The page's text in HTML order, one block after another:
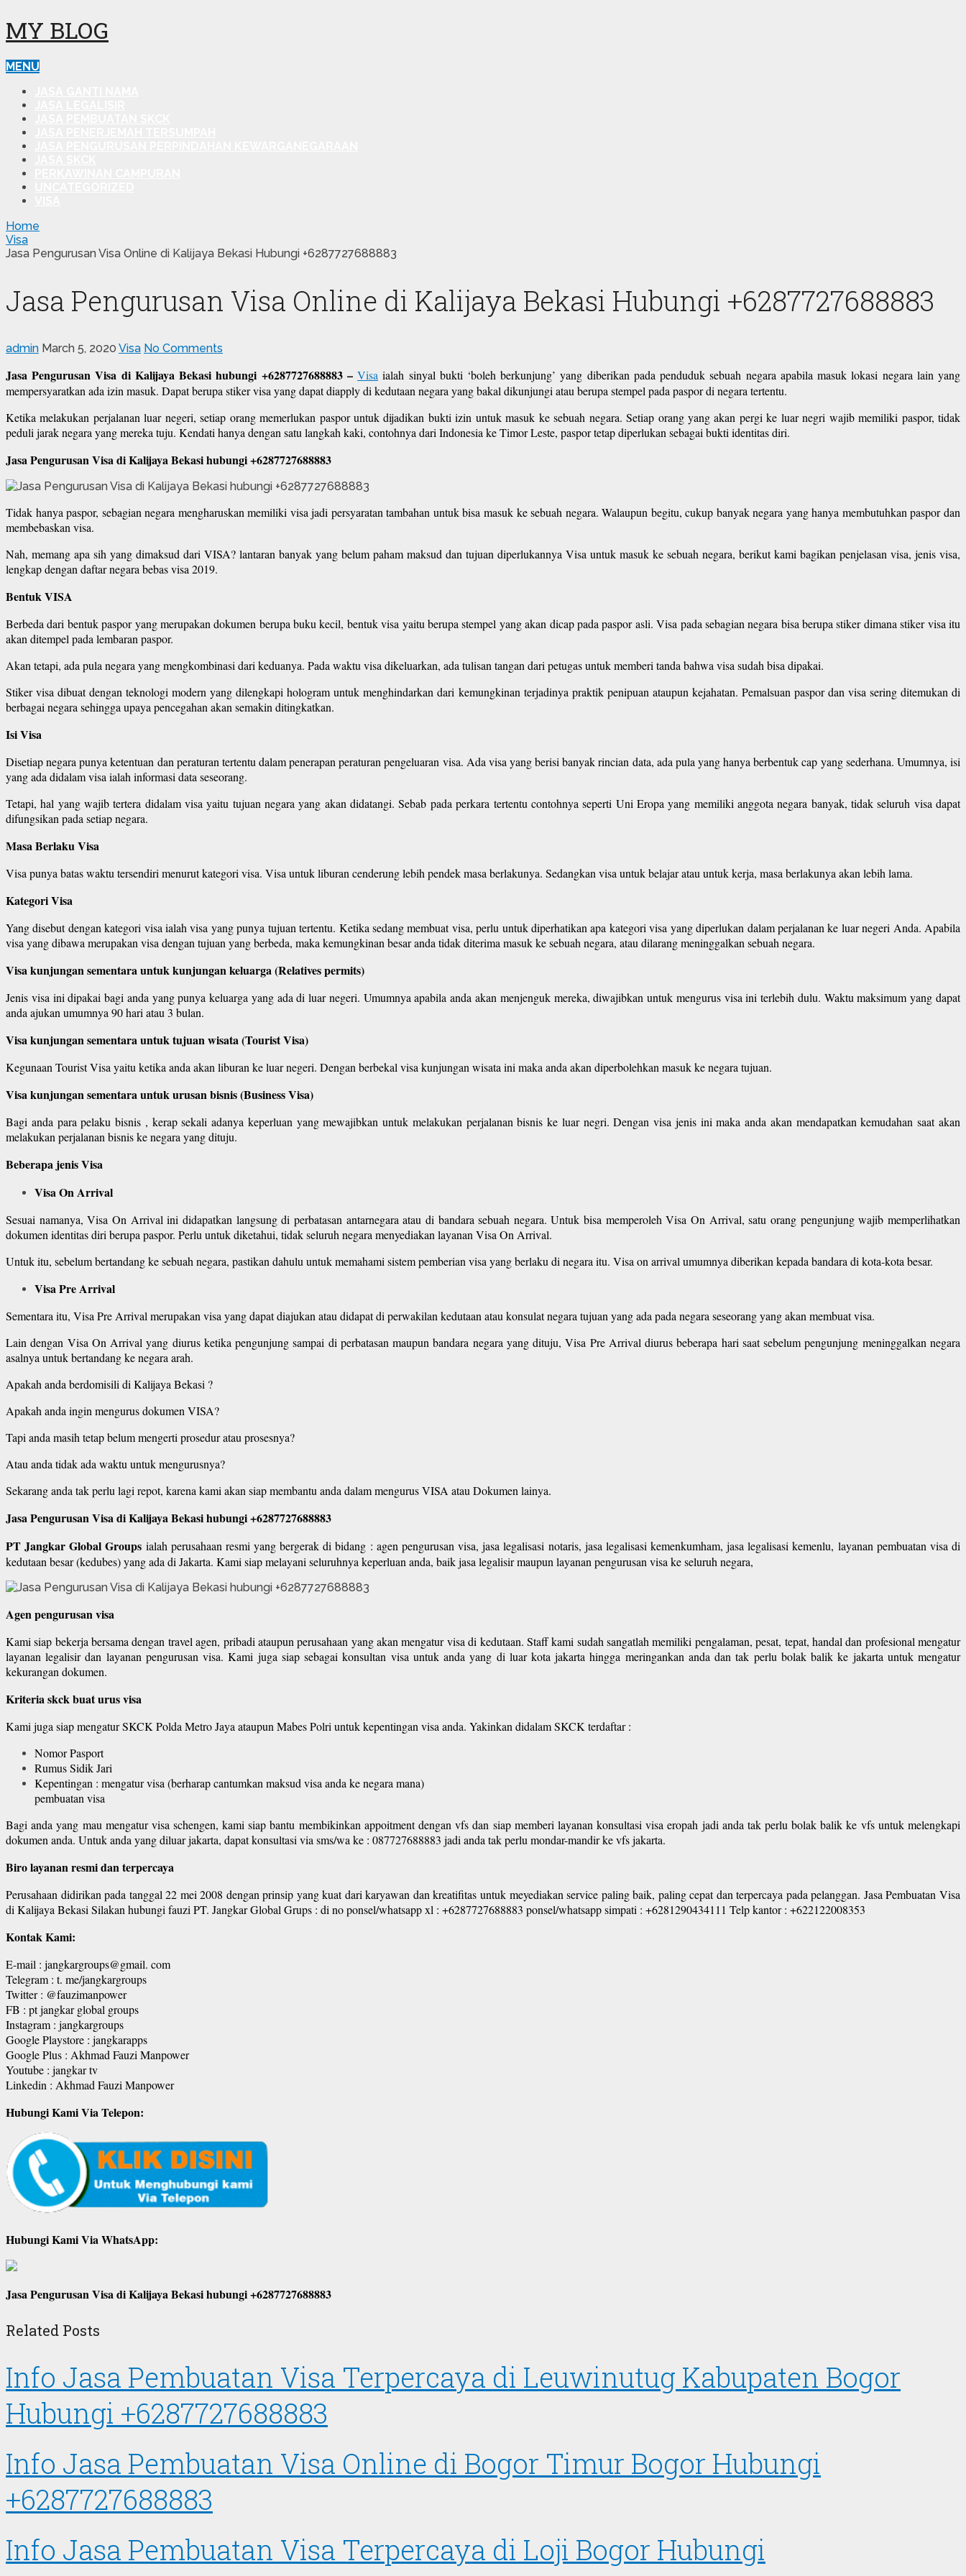
MY BLOG
MENU
Home
Visa
Jasa Pengurusan Visa Online di Kalijaya Bekasi Hubungi +6287727688883
Jasa Pengurusan Visa Online di Kalijaya Bekasi Hubungi +6287727688883
admin March 5, 2020 Visa No Comments
Jasa Pengurusan Visa di Kalijaya Bekasi hubungi +6287727688883 –Visa ialah sinyal bukti ‘boleh berkunjung’ yang diberikan pada penduduk sebuah negara apabila masuk lokasi negara lain yang
mempersyaratkan ada izin masuk. Dapat berupa stiker visa yang dapat diapply di kedutaan negara yang bakal dikunjungi atau berupa stempel pada paspor di negara tertentu.
Ketika melakukan perjalanan luar negeri, setiap orang memerlukan paspor untuk dijadikan bukti izin untuk masuk ke sebuah negara. Setiap orang yang akan pergi ke luar negri wajib memiliki paspor, tidak
peduli jarak negara yang mereka tuju. Kendati hanya dengan satu langkah kaki, contohnya dari Indonesia ke Timor Leste, paspor tetap diperlukan sebagai bukti identitas diri.
Jasa Pengurusan Visa di Kalijaya Bekasi hubungi +6287727688883
Tidak hanya paspor, sebagian negara mengharuskan memiliki visa jadi persyaratan tambahan untuk bisa masuk ke sebuah negara. Walaupun begitu, cukup banyak negara yang hanya membutuhkan paspor dan
membebaskan visa.
Nah, memang apa sih yang dimaksud dari VISA? lantaran banyak yang belum paham maksud dan tujuan diperlukannya Visa untuk masuk ke sebuah negara, berikut kami bagikan penjelasan visa, jenis visa,
lengkap dengan daftar negara bebas visa 2019.
Bentuk VISA
Berbeda dari bentuk paspor yang merupakan dokumen berupa buku kecil, bentuk visa yaitu berupa stempel yang akan dicap pada paspor asli. Visa pada sebagian negara bisa berupa stiker dimana stiker visa itu
akan ditempel pada lembaran paspor.
Akan tetapi, ada pula negara yang mengkombinasi dari keduanya. Pada waktu visa dikeluarkan, ada tulisan tangan dari petugas untuk memberi tanda bahwa visa sudah bisa dipakai.
Stiker visa dibuat dengan teknologi modern yang dilengkapi hologram untuk menghindarkan dari kemungkinan terjadinya praktik penipuan ataupun kejahatan. Pemalsuan paspor dan visa sering ditemukan di
berbagai negara sehingga upaya pencegahan akan semakin ditingkatkan.
Isi Visa
Disetiap negara punya ketentuan dan peraturan tertentu dalam penerapan peraturan pengeluaran visa. Ada visa yang berisi banyak rincian data, ada pula yang hanya berbentuk cap yang sederhana. Umumnya, isi
yang ada didalam visa ialah informasi data seseorang.
Tetapi, hal yang wajib tertera didalam visa yaitu tujuan negara yang akan didatangi. Sebab pada perkara tertentu contohnya seperti Uni Eropa yang memiliki anggota negara banyak, tidak seluruh visa dapat
difungsikan pada setiap negara.
Masa Berlaku Visa
Visa punya batas waktu tersendiri menurut kategori visa. Visa untuk liburan cenderung lebih pendek masa berlakunya. Sedangkan visa untuk belajar atau untuk kerja, masa berlakunya akan lebih lama.
Kategori Visa
Yang disebut dengan kategori visa ialah visa yang punya tujuan tertentu. Ketika sedang membuat visa, perlu untuk diperhatikan apa kategori visa yang diperlukan dalam perjalanan ke luar negeri Anda. Apabila
visa yang dibawa merupakan visa dengan tujuan yang berbeda, maka kemungkinan besar anda tidak diterima masuk ke sebuah negara, atau dilarang meninggalkan sebuah negara.
Visa kunjungan sementara untuk kunjungan keluarga (Relatives permits)
Jenis visa ini dipakai bagi anda yang punya keluarga yang ada di luar negeri. Umumnya apabila anda akan menjenguk mereka, diwajibkan untuk mengurus visa ini terlebih dulu. Waktu maksimum yang dapat
anda ajukan umumnya 90 hari atau 3 bulan.
Visa kunjungan sementara untuk tujuan wisata (Tourist Visa)
Kegunaan Tourist Visa yaitu ketika anda akan liburan ke luar negeri. Dengan berbekal visa kunjungan wisata ini maka anda akan diperbolehkan masuk ke negara tujuan.
Visa kunjungan sementara untuk urusan bisnis (Business Visa)
Bagi anda para pelaku bisnis , kerap sekali adanya keperluan yang mewajibkan untuk melakukan perjalanan bisnis ke luar negri. Dengan visa jenis ini maka anda akan mendapatkan kemudahan saat akan
melakukan perjalanan bisnis ke negara yang dituju.
Beberapa jenis Visa
Visa On Arrival
Sesuai namanya, Visa On Arrival ini didapatkan langsung di perbatasan antarnegara atau di bandara sebuah negara. Untuk bisa memperoleh Visa On Arrival, satu orang pengunjung wajib memperlihatkan
dokumen identitas diri berupa paspor. Perlu untuk diketahui, tidak seluruh negara menyediakan layanan Visa On Arrival.
Untuk itu, sebelum bertandang ke sebuah negara, pastikan dahulu untuk memahami sistem pemberian visa yang berlaku di negara itu. Visa on arrival umumnya diberikan kepada bandara di kota-kota besar.
Visa Pre Arrival
Sementara itu, Visa Pre Arrival merupakan visa yang dapat diajukan atau didapat di perwakilan kedutaan atau konsulat negara tujuan yang ada pada negara seseorang yang akan membuat visa.
Lain dengan Visa On Arrival yang diurus ketika pengunjung sampai di perbatasan maupun bandara negara yang dituju, Visa Pre Arrival diurus beberapa hari saat sebelum pengunjung meninggalkan negara
asalnya untuk bertandang ke negara arah.
Apakah anda berdomisili di Kalijaya Bekasi ?
Apakah anda ingin mengurus dokumen VISA?
Tapi anda masih tetap belum mengerti prosedur atau prosesnya?
Atau anda tidak ada waktu untuk mengurusnya?
Sekarang anda tak perlu lagi repot, karena kami akan siap membantu anda dalam mengurus VISA atau Dokumen lainya.
Jasa Pengurusan Visa di Kalijaya Bekasi hubungi +6287727688883
PT Jangkar Global Groups ialah perusahaan resmi yang bergerak di bidang : agen pengurusan visa, jasa legalisasi notaris, jasa legalisasi kemenkumham, jasa legalisasi kemenlu, layanan pembuatan visa di
kedutaan besar (kedubes) yang ada di Jakarta. Kami siap melayani seluruhnya keperluan anda, baik jasa legalisir maupun layanan pengurusan visa ke seluruh negara,
Agen pengurusan visa
Kami siap bekerja bersama dengan travel agen, pribadi ataupun perusahaan yang akan mengatur visa di kedutaan. Staff kami sudah sangatlah memiliki pengalaman, pesat, tepat, handal dan profesional mengatur
layanan legalisir dan layanan pengurusan visa. Kami juga siap sebagai konsultan visa untuk anda yang di luar kota jakarta hingga meringankan anda dan tak perlu bolak balik ke jakarta untuk mengatur
kekurangan dokumen.
Kriteria skck buat urus visa
Kami juga siap mengatur SKCK Polda Metro Jaya ataupun Mabes Polri untuk kepentingan visa anda. Yakinkan didalam SKCK terdaftar :
Nomor Pasport
Rumus Sidik Jari
Kepentingan : mengatur visa (berharap cantumkan maksud visa anda ke negara mana)
pembuatan visa
Bagi anda yang mau mengatur visa schengen, kami siap bantu membikinkan appoitment dengan vfs dan siap memberi layanan konsultasi visa eropah jadi anda tak perlu bolak balik ke vfs untuk melengkapi
dokumen anda. Untuk anda yang diluar jakarta, dapat konsultasi via sms/wa ke : 087727688883 jadi anda tak perlu mondar-mandir ke vfs jakarta.
Biro layanan resmi dan terpercaya
Perusahaan didirikan pada tanggal 22 mei 2008 dengan prinsip yang kuat dari karyawan dan kreatifitas untuk meyediakan service paling baik, paling cepat dan terpercaya pada pelanggan. Jasa Pembuatan Visa
di Kalijaya Bekasi Silakan hubungi fauzi PT. Jangkar Global Grups : di no ponsel/whatsapp xl : +6287727688883 ponsel/whatsapp simpati : +6281290434111 Telp kantor : +622122008353
Kontak Kami:
E-mail : jangkargroups@gmail. com
Telegram : t. me/jangkargroups
Twitter : @fauzimanpower
FB : pt jangkar global groups
Instagram : jangkargroups
Google Playstore : jangkarapps
Google Plus : Akhmad Fauzi Manpower
Youtube : jangkar tv
Linkedin : Akhmad Fauzi Manpower
Hubungi Kami Via Telepon:
Hubungi Kami Via WhatsApp:
Jasa Pengurusan Visa di Kalijaya Bekasi hubungi +6287727688883
Related Posts
Info Jasa Pembuatan Visa Terpercaya di Leuwinutug Kabupaten Bogor
Hubungi +6287727688883
Info Jasa Pembuatan Visa Online di Bogor Timur Bogor Hubungi
+6287727688883
Info Jasa Pembuatan Visa Terpercaya di Loji Bogor Hubungi